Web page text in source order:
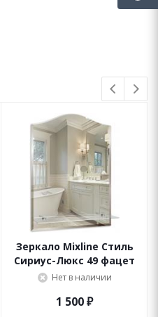
Зеркало Mixline Стиль
Сириус-Люкс 49 фацет
Нет в наличии
1 500₽